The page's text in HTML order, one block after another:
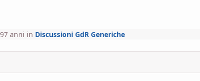
7 anni in Discussioni GdR Generiche